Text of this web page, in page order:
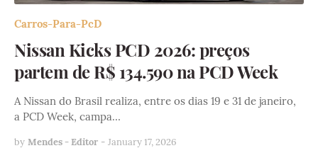
Carros-Para-PcD
Nissan Kicks PCD 2026: preços
partem de R$ 134.590 na PCD Week
A Nissan do Brasil realiza, entre os dias 19 e 31 de janeiro,
a PCD Week, campa…
by Mendes - Editor - January 17, 2026